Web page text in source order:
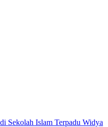
Sekolah Islam Terpadu Widya